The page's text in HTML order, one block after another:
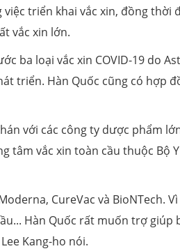
triển khai vắc xin, đồng thời
vắc xin lớn.
ba loại vắc xin COVID-19 do
triển. Hàn Quốc cũng có hợp
với các công ty dược phẩm
tâm vắc xin toàn cầu thuộc Bộ
CureVac và BioNTech.
Hàn Quốc rất muốn trợ giúp
Kang-ho nói.